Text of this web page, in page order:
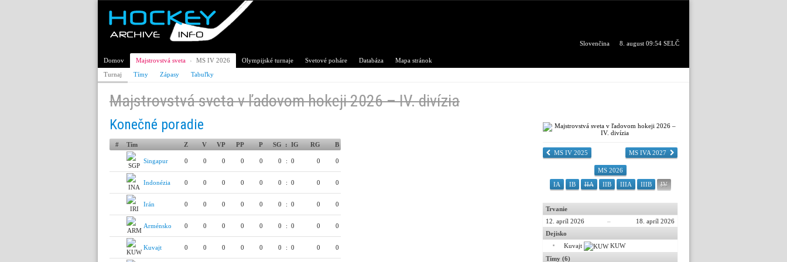
Slovenčina 8. august 09:54 SELČ
Domov Majstrovstvá sveta › MS IV 2026 Olympijské turnaje Svetové poháre Databáza
Mapa stránok
Turnaj
Tímy Zápasy Tabuľky
Majstrovstvá sveta v ľadovom hokeji 2026 – IV. divízia
Konečné poradie
# Tím Z V VP PP P SG : IG RG B
Singapur 0 0 0 0 0 0 : 0 0 0
Indonézia 0 0 0 0 0 0 : 0 0 0
Irán 0 0 0 0 0 0 : 0 0 0
Arménsko 0 0 0 0 0 0 : 0 0 0
Kuvajt 0 0 0 0 0 0 : 0 0 0
MS IV 2025 MS IVA 2027
MS 2026
IA
IB IIA IIB IIIA IIIB IV
Trvanie
12. apríl 2026
–
18. apríl 2026
Dejisko
Kuvajt
KUW
Tímy (6)